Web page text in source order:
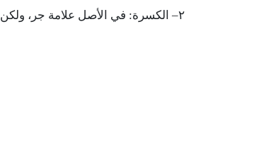
٢– الكسرة: في الأصل علامة جر، ولكن